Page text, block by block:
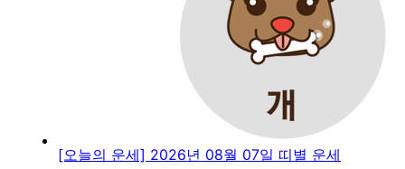
[오늘의 운세] 2026년 08월 07일 띠별 운세